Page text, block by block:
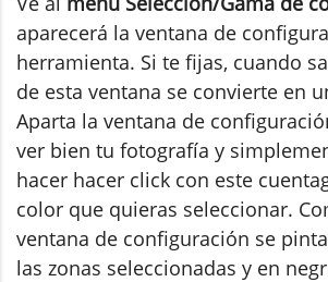
aparecerá la ventana de
herramienta. Si te fijas, cuando
de esta ventana se convierte en
Aparta la ventana de
ver bien tu fotografía y
hacer hacer click con este
color que quieras seleccionar.
ventana de configuración se
las zonas seleccionadas y en